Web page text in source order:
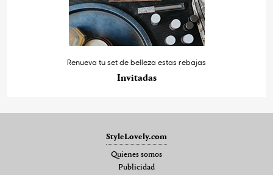
Renueva tu set de belleza estas rebajas
Invitadas
StyleLovely.com
Quienes somos
Publicidad